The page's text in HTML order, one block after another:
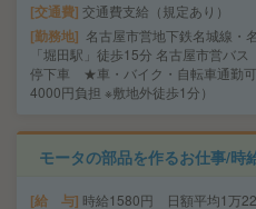
交通費 交通費支給（規定あり）
勤務地 名古屋市営地下鉄名城線・
「堀田駅」徒歩15分 名古屋市営バス
停下車 ★車・バイク・自転車通勤
4000円負担 ※敷地外徒歩1分）
モータの部品を作るお仕事/時
給 与 時給1580円 日額平均1万